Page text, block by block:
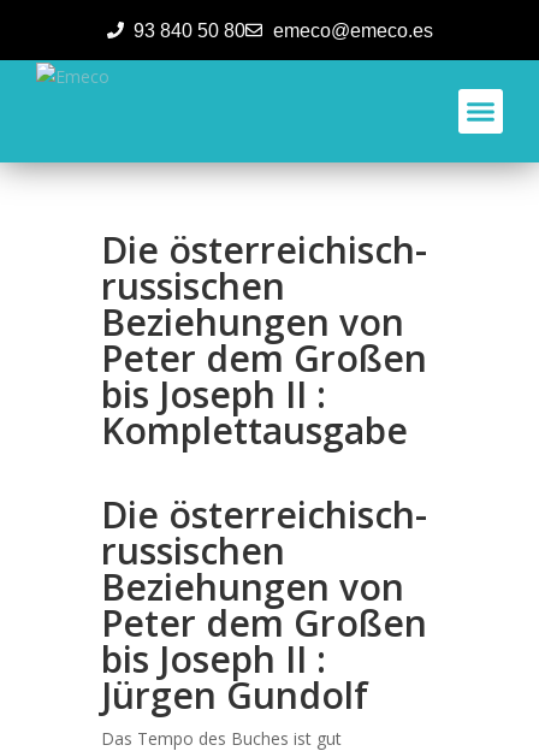
93 840 50 80 emeco@emeco.es
Die österreichisch-
russischen
Beziehungen von
Peter dem Großen
bis Joseph II :
Komplettausgabe
Die österreichisch-
russischen
Beziehungen von
Peter dem Großen
bis Joseph II :
Jürgen Gundolf
Das Tempo des Buches ist gut